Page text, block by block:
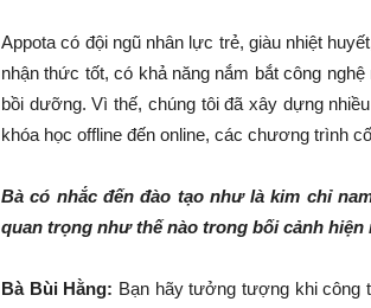
Appota có đội ngũ nhân lực trẻ, giàu nhiệt
nhận thức tốt, có khả năng nắm bắt công
bồi dưỡng. Vì thế, chúng tôi đã xây dựng
khóa học offline đến online, các chương trình
Bà có nhắc đến đào tạo như là kim chỉ
quan trọng như thế nào trong bối cảnh hiện
Bà Bùi Hằng: Bạn hãy tưởng tượng khi công